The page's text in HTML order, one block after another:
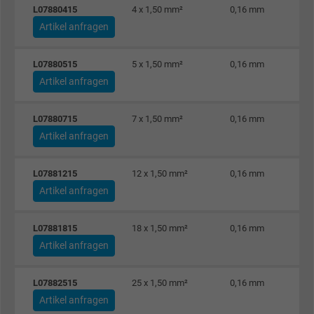
Anbieter Google LLC
Laufzeit 1 Minute
Zweck
Cookie von Google für Website-Analysen.
Erzeugt statistische Daten darüber, wie der
Name IDE, Google DoubleClick
Anbieter Google LLC
Wird verwendet, um die Aktionen eines
zu registrieren und zu melden.
L07880415 4 x 1,50 mm² 0,16 mm
Artikel anfragen
L07880515 5 x 1,50 mm² 0,16 mm
Artikel anfragen
L07880715 7 x 1,50 mm² 0,16 mm
Artikel anfragen
L07881215 12 x 1,50 mm² 0,16 mm
Artikel anfragen
L07881815 18 x 1,50 mm² 0,16 mm
Artikel anfragen
L07882515 25 x 1,50 mm² 0,16 mm
Artikel anfragen